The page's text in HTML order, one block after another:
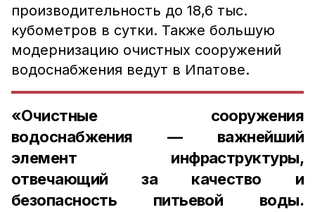
производительность до 18,6 тыс.
кубометров в сутки. Также большую
модернизацию очистных сооружений
водоснабжения ведут в Ипатове.
«Очистные сооружения
водоснабжения — важнейший
элемент инфраструктуры,
отвечающий за качество и
безопасность питьевой воды.